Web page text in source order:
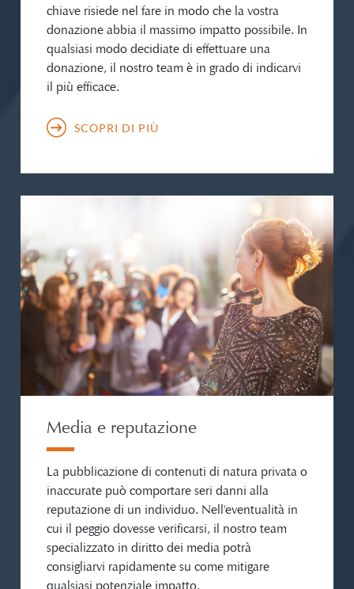
chiave risiede nel fare in modo che la vostra
donazione abbia il massimo impatto possibile. In
qualsiasi modo decidiate di effettuare una
donazione, il nostro team è in grado di indicarvi
il più efficace.
SCOPRI DI PIÙ
Media e reputazione
La pubblicazione di contenuti di natura privata o
inaccurate può comportare seri danni alla
reputazione di un individuo. Nell'eventualità in
cui il peggio dovesse verificarsi, il nostro team
specializzato in diritto dei media potrà
consigliarvi rapidamente su come mitigare
qualsiasi potenziale impatto.